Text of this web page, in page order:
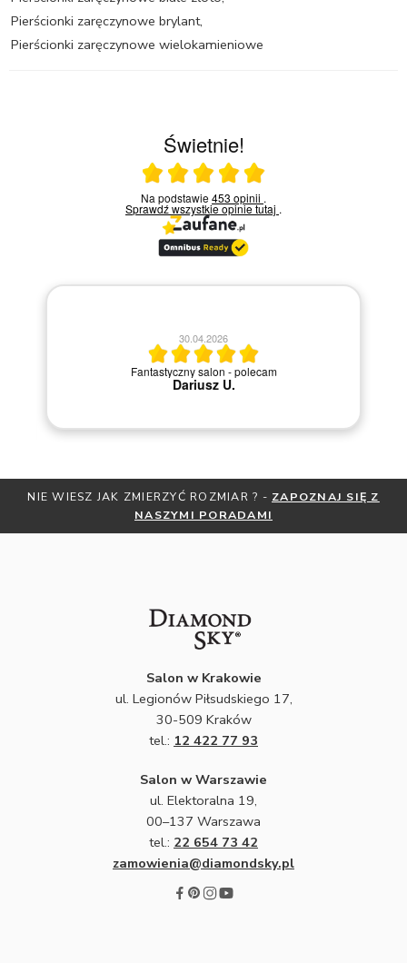
Pierścionki zaręczynowe brylant,
Pierścionki zaręczynowe wielokamieniowe
Świetnie!
Ocena średnia 5 na 5
Na podstawie453 opinii .
Sprawdź wszystkie opinietutaj .
30.04.2026
Fantastyczny salon - polecam
Dariusz U.
NIE WIESZ JAK ZMIERZYĆ ROZMIAR ? - ZAPOZNAJ SIĘ Z
NASZYMI PORADAMI
Salon w Krakowie
ul. Legionów Piłsudskiego 17,
30-509 Kraków
tel.: 12 422 77 93
Salon w Warszawie
ul. Elektoralna 19,
00–137 Warszawa
tel.: 22 654 73 42
zamowienia@diamondsky.pl